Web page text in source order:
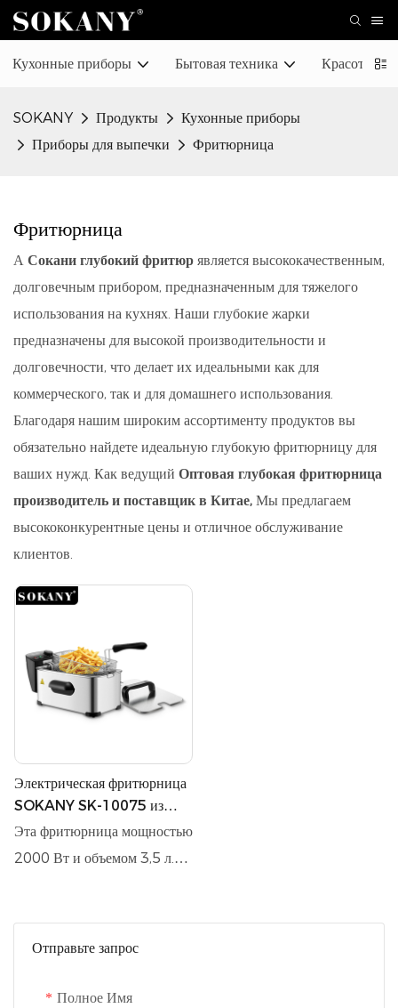
Кухонные приборы Бытовая техника Красота и
SOKANY Продукты
Кухонные приборы
Приборы для выпечки
Фритюрница
Фритюрница
А Сокани глубокий фритюр является высококачественным,
долговечным прибором, предназначенным для тяжелого
использования на кухнях. Наши глубокие жарки
предназначены для высокой производительности и
долговечности, что делает их идеальными как для
коммерческого, так и для домашнего использования.
Благодаря нашим широким ассортименту продуктов вы
обязательно найдете идеальную глубокую фритюрницу для
ваших нужд. Как ведущий Оптовая глубокая фритюрница
производитель и поставщик в Китае, Мы предлагаем
высококонкурентные цены и отличное обслуживание
клиентов.
Отправьте запрос
Полное Имя
Электрическая фритюрница
SOKANY SK-10075 из
нержавеющей стали с
точным контролем
Эта фритюрница мощностью
2000 Вт и объемом 3,5 л.
170 °C. Длина шнура